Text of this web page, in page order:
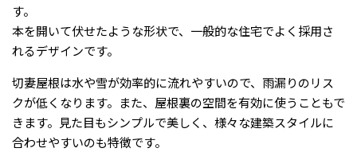
す。
本を開いて伏せたような形状で、一般的な住宅でよく採用さ
れるデザインです。
切妻屋根は水や雪が効率的に流れやすいので、雨漏りのリス
クが低くなります。また、屋根裏の空間を有効に使うこともで
きます。見た目もシンプルで美しく、様々な建築スタイルに
合わせやすいのも特徴です。